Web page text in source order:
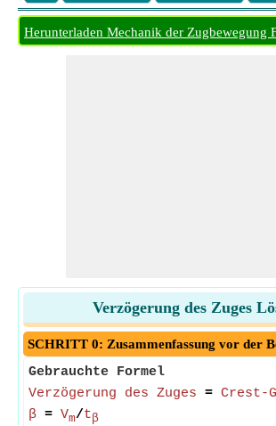
Herunterladen Mechanik der Zugbewegung
Verzögerung des Zuges
SCHRITT 0: Zusammenfassung vor der
Gebrauchte Formel
Verzögerung des Zuges = Crest-
β = Vm/t β